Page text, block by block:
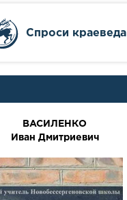
Cпроси краеведа
ВАСИЛЕНКО
Иван Дмитриевич